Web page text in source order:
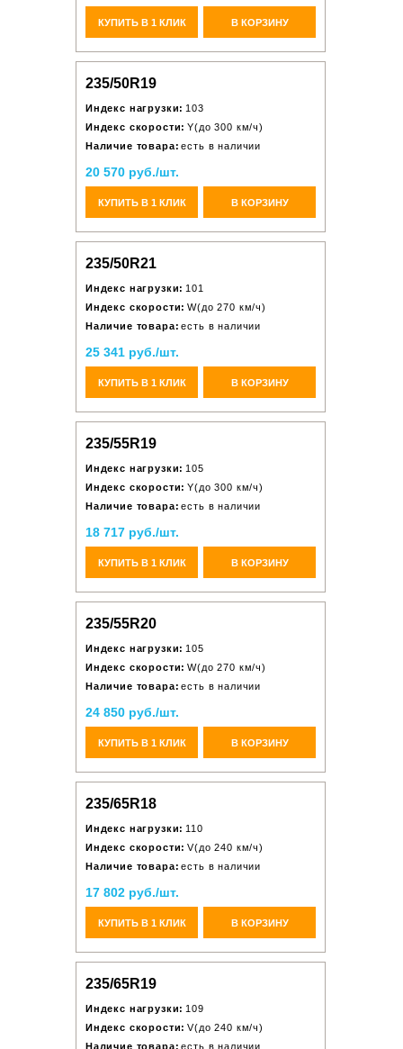
КУПИТЬ В 1 КЛИК В КОРЗИНУ
235/50R19
Индекс нагрузки: 103
Индекс скорости: Y(до 300 км/ч)
Наличие товара: есть в наличии
20 570 руб./шт.
КУПИТЬ В 1 КЛИК В КОРЗИНУ
235/50R21
Индекс нагрузки: 101
Индекс скорости: W(до 270 км/ч)
Наличие товара: есть в наличии
25 341 руб./шт.
КУПИТЬ В 1 КЛИК В КОРЗИНУ
235/55R19
Индекс нагрузки: 105
Индекс скорости: Y(до 300 км/ч)
Наличие товара: есть в наличии
18 717 руб./шт.
КУПИТЬ В 1 КЛИК В КОРЗИНУ
235/55R20
Индекс нагрузки: 105
Индекс скорости: W(до 270 км/ч)
Наличие товара: есть в наличии
24 850 руб./шт.
КУПИТЬ В 1 КЛИК В КОРЗИНУ
235/65R18
Индекс нагрузки: 110
Индекс скорости: V(до 240 км/ч)
Наличие товара: есть в наличии
17 802 руб./шт.
КУПИТЬ В 1 КЛИК В КОРЗИНУ
235/65R19
Индекс нагрузки: 109
Индекс скорости: V(до 240 км/ч)
Наличие товара: есть в наличии